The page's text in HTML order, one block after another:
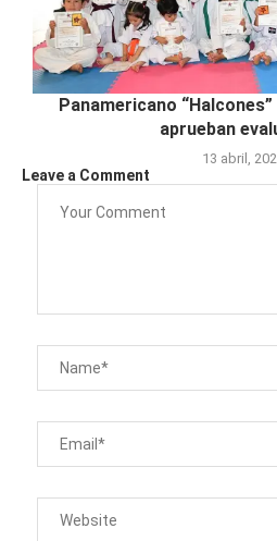
Panamericano
aprueban
13 abril,
Leave a Comment